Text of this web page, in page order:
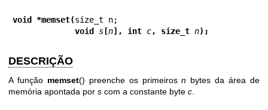
void *memset(
             void
s [n], int c, size_t n);
DESCRIÇÃO
A função memset() preenche os primeirosn bytes da área de
memória apontada por s com a constante byte c